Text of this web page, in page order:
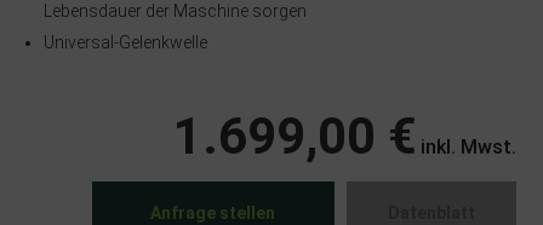
Lebensdauer der Maschine sorgen
Universal-Gelenkwelle
1.699,00 € inkl. Mwst.
Anfrage stellen